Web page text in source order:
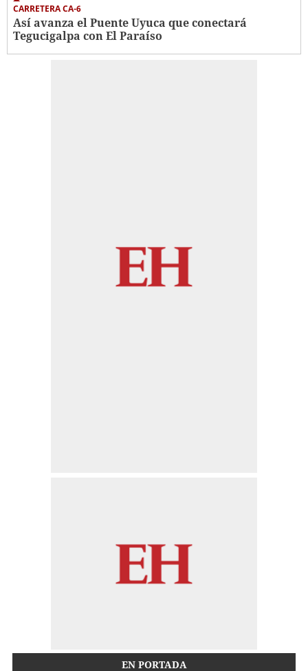
CARRETERA CA-6
Así avanza el Puente Uyuca que conectará
Tegucigalpa con El Paraíso
EN PORTADA